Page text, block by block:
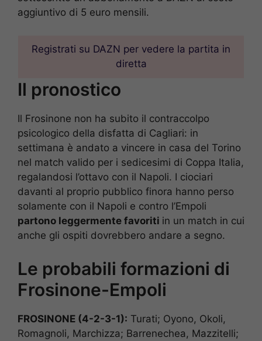
aggiuntivo di 5 euro mensili.
Registrati su DAZN per vedere la partita in
diretta
Il pronostico
Il Frosinone non ha subito il contraccolpo
psicologico della disfatta di Cagliari: in
settimana è andato a vincere in casa del Torino
nel match valido per i sedicesimi di Coppa Italia,
regalandosi l’ottavo con il Napoli. I ciociari
davanti al proprio pubblico finora hanno perso
solamente con il Napoli e contro l’Empoli
partono leggermente favoriti in un match in cui
anche gli ospiti dovrebbero andare a segno.
Le probabili formazioni di
Frosinone-Empoli
FROSINONE (4-2-3-1): Turati; Oyono, Okoli,
Romagnoli, Marchizza; Barrenechea, Mazzitelli;